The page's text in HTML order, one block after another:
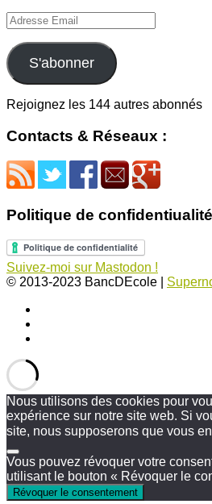
Adresse
Email
S'abonner
Rejoignez les 144 autres abonnés
Contacts & Réseaux :
Politique de confidentiualité
Suivez-moi sur Mastodon !
© 2013-2023 BancDEcole
Nous utilisons des cookies pour
expérience sur notre site web. Si
site, nous supposerons que vous
Vous pouvez révoquer votre
utilisant le bouton « Révoquer le
Révoquer le consentement